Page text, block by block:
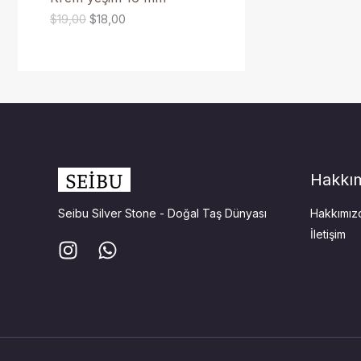
Ü
$19,00
$
1
$18,00
Seibu Silver Stone - Doğal Taş Dünyası
İletişim